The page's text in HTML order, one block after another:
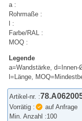
a :
Rohrmaße :
l :
Farbe/RAL :
MOQ :
Legende
a=Wandstärke, d=Innen-
l=Länge,
Artikel-nr. :
Vorrätig :
auf Anfrage
Min. Anzahl :100